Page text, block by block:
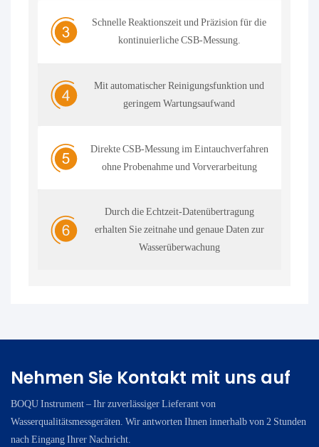
Schnelle Reaktionszeit und Präzision für die
kontinuierliche CSB-Messung.
Mit automatischer Reinigungsfunktion und
geringem Wartungsaufwand
Direkte CSB-Messung im Eintauchverfahren
ohne Probenahme und Vorverarbeitung
Durch die Echtzeit-Datenübertragung
erhalten Sie zeitnahe und genaue Daten zur
Wasserüberwachung
Nehmen Sie Kontakt mit uns auf
BOQU Instrument – ​​Ihr zuverlässiger Lieferant von
Wasserqualitätsmessgeräten. Wir antworten Ihnen innerhalb von 2 Stunden
nach Eingang Ihrer Nachricht.